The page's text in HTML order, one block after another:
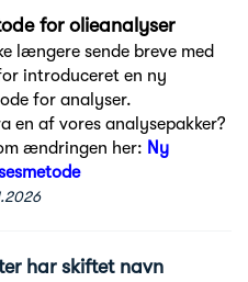
for olieanalyser
længere sende breve med
introduceret en ny
for analyser.
en af vores analysepakker?
ændringen her: Ny
har skiftet navn